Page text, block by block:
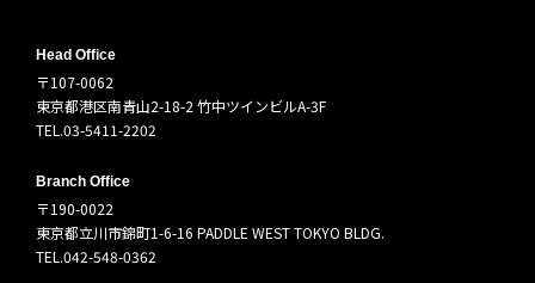
Head Office
〒107-0062
東京都港区南青山2-18-2 竹中ツインビルA-3F
TEL.03-5411-2202
Branch Office
〒190-0022
東京都立川市錦町1-6-16 PADDLE WEST TOKYO BLDG.
TEL.042-548-0362